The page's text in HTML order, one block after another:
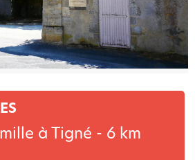
à Tigné - 6 km